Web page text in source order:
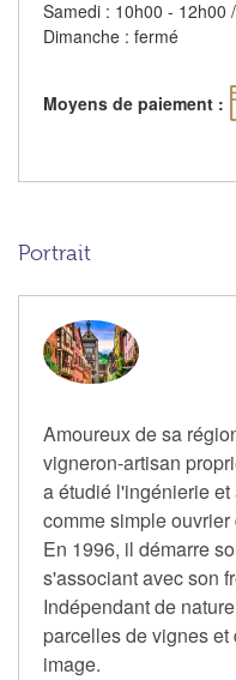
Samedi : 10h00 - 12h00
Dimanche : fermé
Moyens de paiement :
Portrait
Amoureux de sa
vigneron-artisan
a étudié l'ingénierie
comme simple
En 1996, il démarre
s'associant avec son
Indépendant de
parcelles de vignes
image.